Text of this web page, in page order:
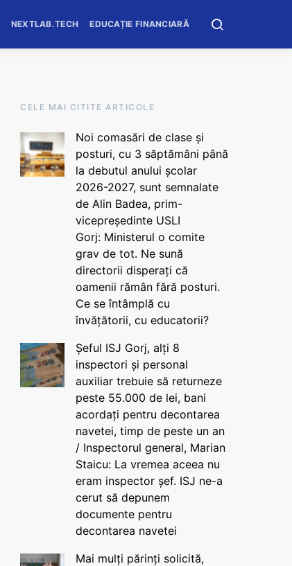
NEXTLAB.TECH EDUCAȚIE FINANCIARĂ
CELE MAI CITITE ARTICOLE
Noi comasări de clase și
posturi, cu 3 săptămâni până
la debutul anului școlar
2026-2027, sunt semnalate
de Alin Badea, prim-
vicepreședinte USLI
Gorj: Ministerul o comite
grav de tot. Ne sună
directorii disperați că
oamenii rămân fără posturi.
Ce se întâmplă cu
învățătorii, cu educatorii?
Șeful ISJ Gorj, alți 8
inspectori și personal
auxiliar trebuie să returneze
peste 55.000 de lei, bani
acordați pentru decontarea
navetei, timp de peste un an
/ Inspectorul general, Marian
Staicu: La vremea aceea nu
eram inspector șef. ISJ ne-a
cerut să depunem
documente pentru
decontarea navetei
Mai mulți părinți solicită,